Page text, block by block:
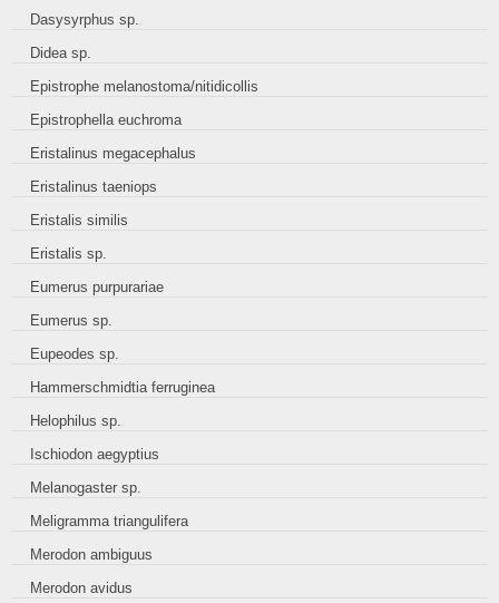
Dasysyrphus sp.
Didea sp.
Epistrophe melanostoma/nitidicollis
Epistrophella euchroma
Eristalinus megacephalus
Eristalinus taeniops
Eristalis similis
Eristalis sp.
Eumerus purpurariae
Eumerus sp.
Eupeodes sp.
Hammerschmidtia ferruginea
Helophilus sp.
Ischiodon aegyptius
Melanogaster sp.
Meligramma triangulifera
Merodon ambiguus
Merodon avidus